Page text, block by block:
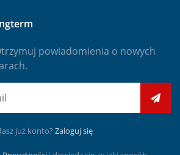
powiadomienia o nowych
już konto? Zaloguj się